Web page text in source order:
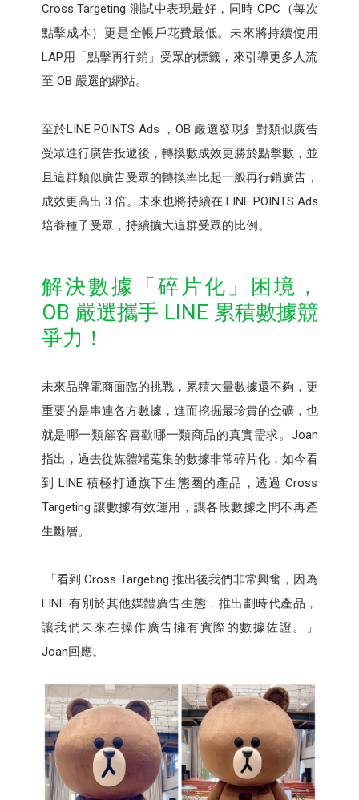
Cross Targeting 測試中表現最好，同時 CPC（每次
點擊成本）更是全帳戶花費最低。未來將持續使用
LAP用「點擊再行銷」受眾的標籤，來引導更多人流
至 OB 嚴選的網站。
至於LINE POINTS Ads ，OB 嚴選發現針對類似廣告
受眾進行廣告投遞後，轉換數成效更勝於點擊數，並
且這群類似廣告受眾的轉換率比起一般再行銷廣告，
成效更高出 3 倍。未來也將持續在 LINE POINTS Ads
培養種子受眾，持續擴大這群受眾的比例。
解決數據「碎片化」困境，
OB 嚴選攜手 LINE 累積數據競
爭力！
未來品牌電商面臨的挑戰，累積大量數據還不夠，更
重要的是串連各方數據，進而挖掘最珍貴的金礦，也
就是哪一類顧客喜歡哪一類商品的真實需求。Joan
指出，過去從媒體端蒐集的數據非常碎片化，如今看
到 LINE 積極打通旗下生態圈的產品，透過 Cross
Targeting 讓數據有效運用，讓各段數據之間不再產
生斷層。
「看到 Cross Targeting 推出後我們非常興奮，因為
LINE 有別於其他媒體廣告生態，推出劃時代產品，
讓我們未來在操作廣告擁有實際的數據佐證。」
Joan回應。